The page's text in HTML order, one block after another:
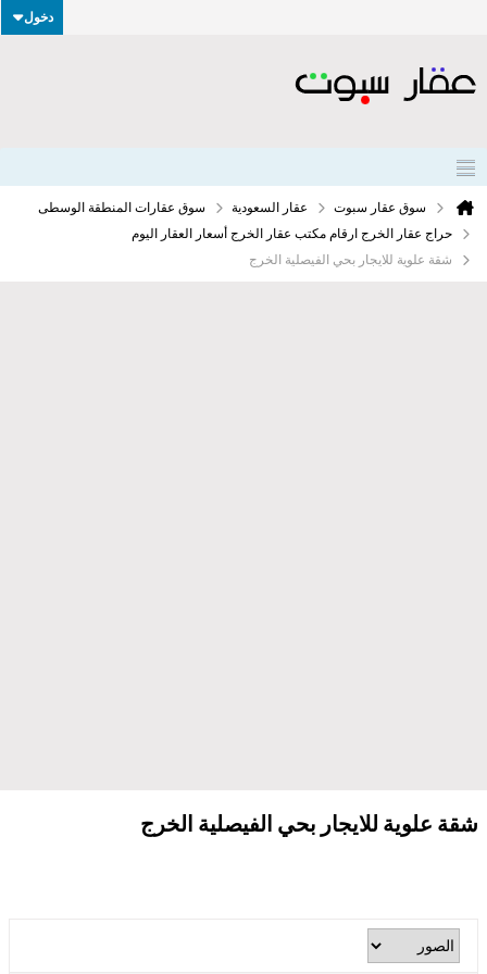
دخول
سوق عقار سبوت عقار السعودية
سوق عقارات المنطقة الوسطى
حراج عقار الخرج ارقام مكتب عقار الخرج أسعار العقار اليوم
شقة علوية للايجار بحي الفيصلية الخرج
شقة علوية للايجار بحي الفيصلية الخرج